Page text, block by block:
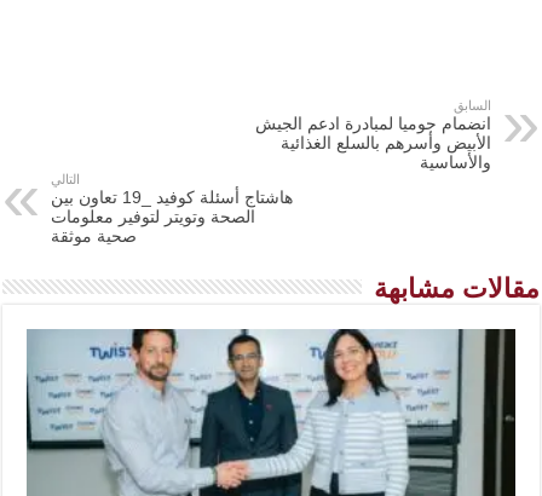
السابق
انضمام جوميا لمبادرة ادعم الجيش
الأبيض وأسرهم بالسلع الغذائية
والأساسية
التالي
هاشتاج أسئلة كوفيد _19 تعاون بين
الصحة وتويتر لتوفير معلومات
صحية موثقة
مقالات مشابهة